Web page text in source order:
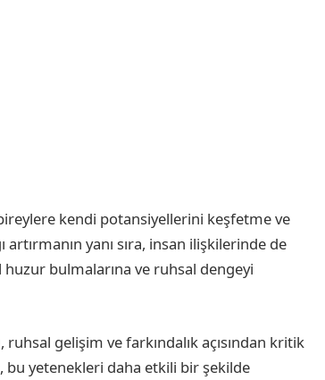
kendi potansiyellerini keşfetme ve
artırmanın yanı sıra, insan ilişkilerinde de
bulmalarına ve ruhsal dengeyi
gelişim ve farkındalık açısından kritik
yetenekleri daha etkili bir şekilde